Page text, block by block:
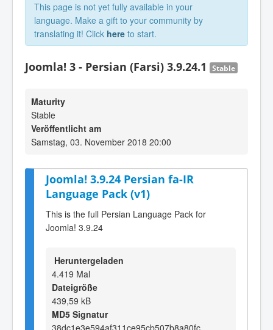
This page is not yet fully available in your
language. Make a gift to your community by
translating it! Click here to start.
Joomla! 3 - Persian (Farsi) 3.9.24.1 Stable
Maturity
Stable
Veröffentlicht am
Samstag, 03. November 2018 20:00
Joomla! 3.9.24 Persian fa-IR
Language Pack (v1)
This is the full Persian Language Pack for
Joomla! 3.9.24
Heruntergeladen
4.419 Mal
Dateigröße
439,59 kB
MD5 Signatur
38dc1e3e594af311ce95cb507b8a80fc